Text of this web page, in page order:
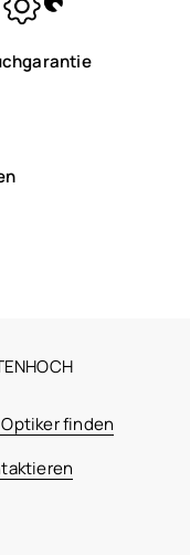
finden